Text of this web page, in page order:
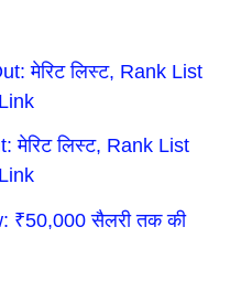
मेरिट लिस्ट, Rank List
मेरिट लिस्ट, Rank List
₹50,000 सैलरी तक की